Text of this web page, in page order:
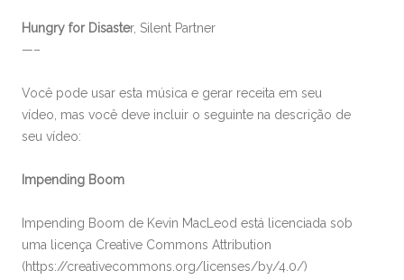
Hungry for Disaster, Silent Partner
—–
Você pode usar esta música e gerar receita em seu
vídeo, mas você deve incluir o seguinte na descrição de
seu vídeo:
Impending Boom
Impending Boom de Kevin MacLeod está licenciada sob
uma licença Creative Commons Attribution
(https://creativecommons.org/licenses/by/4.0/)